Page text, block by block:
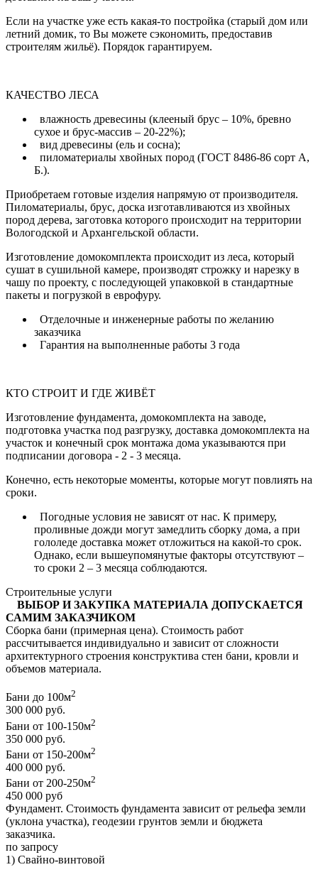
Если на участке уже есть какая-то постройка (старый дом или
летний домик, то Вы можете сэкономить, предоставив
строителям жильё). Порядок гарантируем.
КАЧЕСТВО ЛЕСА
влажность древесины (клееный брус – 10%, бревно
сухое и брус-массив – 20-22%);
вид древесины (ель и сосна);
пиломатериалы хвойных пород (ГОСТ 8486-86 сорт А,
Б.).
Приобретаем готовые изделия напрямую от производителя.
Пиломатериалы, брус, доска изготавливаются из хвойных
пород дерева, заготовка которого происходит на территории
Вологодской и Архангельской области.
Изготовление домокомплекта происходит из леса, который
сушат в сушильной камере, производят строжку и нарезку в
чашу по проекту, с последующей упаковкой в стандартные
пакеты и погрузкой в еврофуру.
Отделочные и инженерные работы по желанию
заказчика
Гарантия на выполненные работы 3 года
КТО СТРОИТ И ГДЕ ЖИВЁТ
Изготовление фундамента, домокомплекта на заводе,
подготовка участка под разгрузку, доставка домокомплекта на
участок и конечный срок монтажа дома указываются при
подписании договора - 2 - 3 месяца.
Конечно, есть некоторые моменты, которые могут повлиять на
сроки.
Погодные условия не зависят от нас. К примеру,
проливные дожди могут замедлить сборку дома, а при
гололеде доставка может отложиться на какой-то срок.
Однако, если вышеупомянутые факторы отсутствуют –
то сроки 2 – 3 месяца соблюдаются.
Строительные услуги
ВЫБОР И ЗАКУПКА МАТЕРИАЛА ДОПУСКАЕТСЯ
САМИМ ЗАКАЗЧИКОМ
Сборка бани (примерная цена). Стоимость работ
рассчитывается индивидуально и зависит от сложности
архитектурного строения конструктива стен бани, кровли и
объемов материала.
Бани до 100м2
300 000 руб.
Бани от 100-150м2
350 000 руб.
Бани от 150-200м2
400 000 руб.
Бани от 200-250м2
450 000 руб
Фундамент. Стоимость фундамента зависит от рельефа земли
(уклона участка), геодезии грунтов земли и бюджета
заказчика.
по запросу
1) Свайно-винтовой